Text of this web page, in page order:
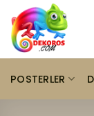
İçeriğe
atla
POSTERLER